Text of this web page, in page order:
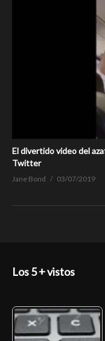
El divertido video del
Twitter
Jane Bond 03/07/2019
Los 5 + vistos